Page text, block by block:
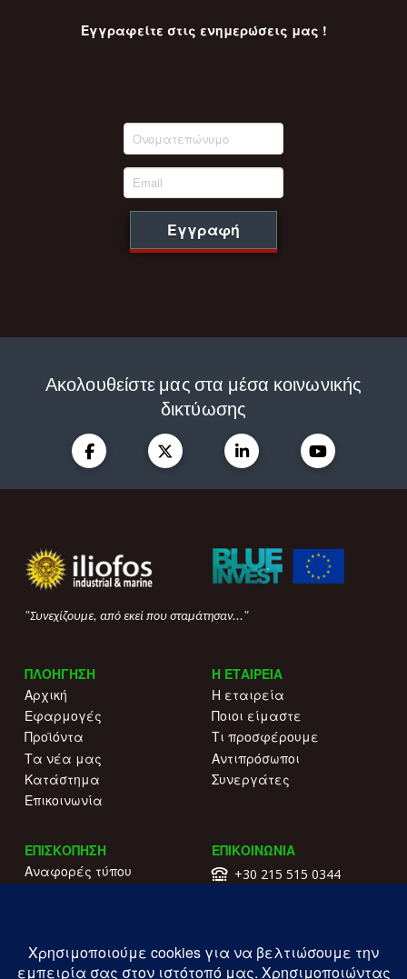
Εγγραφείτε στις ενημερώσεις μας !
Εγγραφή
Ακολουθείστε μας στα μέσα κοινωνικής
δικτύωσης
"Συνεχίζουμε, από εκεί που σταμάτησαν..."
ΠΛΟΗΓΗΣΗ
Αρχική
Εφαρμογές
Προϊόντα
Τα νέα μας
Κατάστημα
Επικοινωνία
Η ΕΤΑΙΡΕΙΑ
Η εταιρεία
Ποιοι είμαστε
Τι προσφέρουμε
Αντιπρόσωποι
Συνεργάτες
ΕΠΙΣΚΟΠΗΣΗ
Αναφορές τύπου
Πολιτική απορρήτου
ΕΠΙΚΟΙΝΩΝΙΑ
+30 215 515 0344
ΓΕΜΗ: 177203407000